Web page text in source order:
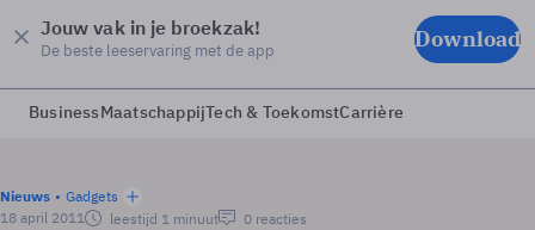
Jouw vak in je broekzak!
De beste leeservaring met de app Download
BusinessMaatschappijTech & ToekomstCarrière
Nieuws
Gadgets
18 april 2011
leestijd 1 minuut 0 reacties